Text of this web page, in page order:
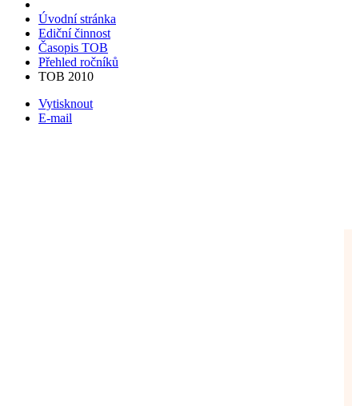
Úvodní stránka
Ediční činnost
Časopis TOB
Přehled ročníků
TOB 2010
Vytisknout
E-mail